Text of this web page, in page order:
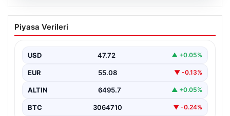
İspanya ve Fransa’daki Görevlerini
Tamamlayan Yangın Söndürme Uçakları
Orman Genel Müdürlüğü tarafından yapılan açıklamada,
büyük…
Piyasa Verileri
USD 47.72 ▲ +0.05%
EUR 55.08 ▼ -0.13%
ALTIN 6495.7 ▲ +0.05%
BTC 3064710 ▼ -0.24%